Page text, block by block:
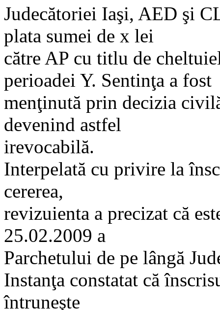
Judecătoriei Iaşi, AED şi
plata sumei de x lei
către AP cu titlu de
perioadei Y. Sentinţa a fost
menţinută prin decizia
devenind astfel
irevocabilă.
Interpelată cu privire la
cererea,
revizuienta a precizat că
25.02.2009 a
Parchetului de pe lângă
Instanţa constatat că
întruneşte